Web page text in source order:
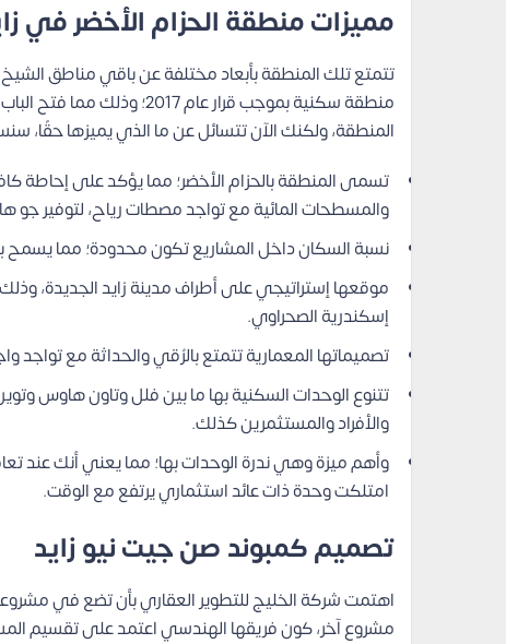
مميزات منطقة الحزام الأخضر في
تتمتع تلك المنطقة بأبعاد مختلفة عن باقي مناطق الشيخ
منطقة سكنية بموجب قرار
المنطقة، ولكنك الآن تتسائل عن ما الذي يميزها حقًا،
تسمى المنطقة بالحزام الأخضر؛ مما يؤكد على إحاطة
والمسطحات المائية مع تواجد مصطات رياح، لتوفير
نسبة السكان داخل المشاريع تكون محدودة؛ مما
إسكندرية الصحراوي.
تصميماتها المعمارية تتمتع بالرُقي والحداثة مع تواجد
تتنوع الوحدات السكنية بها ما بين فلل وتاون هاوس
والأفراد والمستثمرين كذلك.
وأهم ميزة وهي ندرة الوحدات بها؛ مما يعني أنك عند
امتلكت وحدة ذات عائد استثماري يرتفع مع الوقت.
تصميم كمبوند صن جيت نيو زايد
اهتمت شركة الخليج للتطوير العقاري بأن تضع في
مشروع آخر، كون فريقها الهندسي اعتمد على تقسيم